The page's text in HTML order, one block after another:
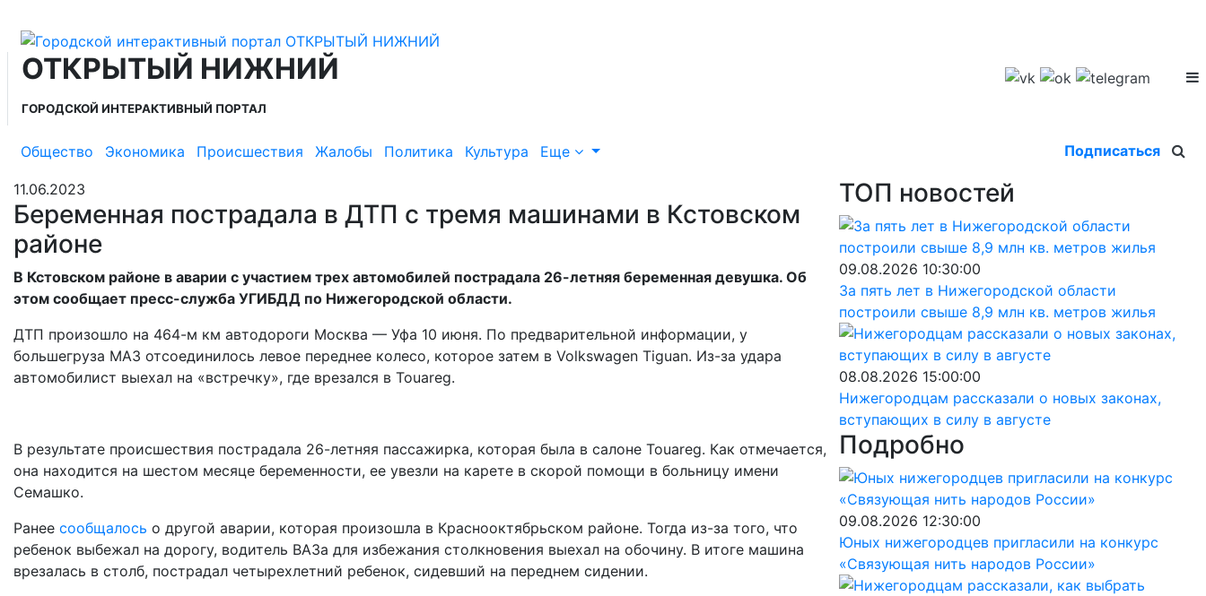
ОТКРЫТЫЙ НИЖНИЙ
ГОРОДСКОЙ ИНТЕРАКТИВНЫЙ ПОРТАЛ
Общество Экономика Происшествия Жалобы Политика Культура Еще Подписаться
11.06.2023
Беременная пострадала в ДТП с тремя машинами в Кстовском
районе
В Кстовском районе в аварии с участием трех автомобилей пострадала 26-летняя беременная девушка. Об
этом сообщает пресс-служба УГИБДД по Нижегородской области.
ДТП произошло на 464-м км автодороги Москва — Уфа 10 июня. По предварительной информации, у
большегруза МАЗ отсоединилось левое переднее колесо, которое затем в Volkswagen Tiguan. Из-за удара
автомобилист выехал на «встречку», где врезался в Touareg.
В результате происшествия пострадала 26-летняя пассажирка, которая была в салоне Touareg. Как отмечается,
она находится на шестом месяце беременности, ее увезли на карете в скорой помощи в больницу имени
Семашко.
Ранее сообщалось о другой аварии, которая произошла в Краснооктябрьском районе. Тогда из-за того, что
ребенок выбежал на дорогу, водитель ВАЗа для избежания столкновения выехал на обочину. В итоге машина
врезалась в столб, пострадал четырехлетний ребенок, сидевший на переднем сидении.
ТОП новостей
09.08.2026 10:30:00
За пять лет в Нижегородской области
построили свыше 8,9 млн кв. метров жилья
08.08.2026 15:00:00
Нижегородцам рассказали о новых законах,
вступающих в силу в августе
Подробно
09.08.2026 12:30:00
Юных нижегородцев пригласили на конкурс
«Связующая нить народов России»